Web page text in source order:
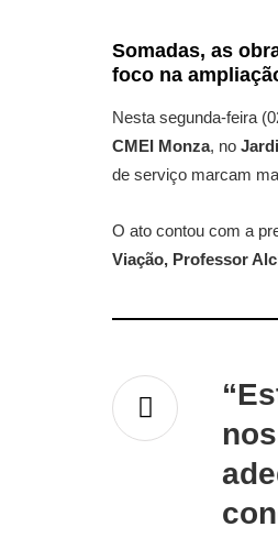
Somadas, as
foco na
Nesta segunda-feira
CMEI Monza, no
de serviço marcam
O ato contou com a
Viação, Professor